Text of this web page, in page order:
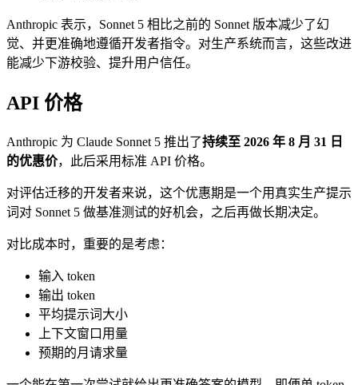
Anthropic 表示，Sonnet 5 相比之前的 Sonnet 版本减少了幻
觉、并更准确地遵循开发者指令。对生产系统而言，这些改进
能减少下游校验、提升用户信任。
API 价格
Anthropic 为 Claude Sonnet 5 推出了持续至 2026 年 8 月 31 日
的优惠价，此后采用标准 API 价格。
对评估迁移的开发者来说，这个优惠期是一个用真实生产提示
词对 Sonnet 5 做基准测试的好机会，之后再做长期决定。
对比成本时，重要的是考虑：
输入 token
输出 token
平均提示词大小
上下文窗口用量
预期的月请求量